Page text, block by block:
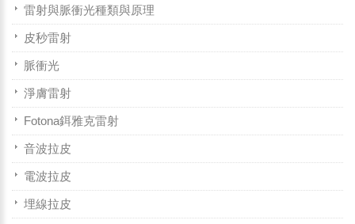
雷射與脈衝光種類與原理
皮秒雷射
脈衝光
淨膚雷射
Fotona鉺雅克雷射
音波拉皮
電波拉皮
埋線拉皮